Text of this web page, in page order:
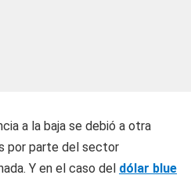
a la baja se debió a otra
por parte del sector
Y en el caso del dólar blue